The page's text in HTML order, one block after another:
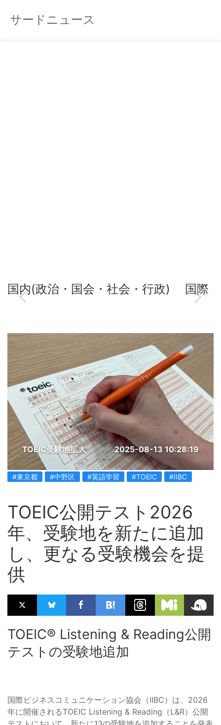
サードニュース
国内(政治・国会・社会・行政) 国際
TOEIC受験地拡大 2025-08-13 10:28:19
#東京都 #中野区 #英語学習 #TOEIC #IIBC
TOEIC公開テスト2026
年、受験地を新たに追加
し、更なる受験機会を提
供
TOEIC® Listening & Reading公開
テストの受験地追加
国際ビジネスコミュニケーション協会（IIBC）は、2026
年に開催されるTOEIC Listening & Reading（L&R）公開